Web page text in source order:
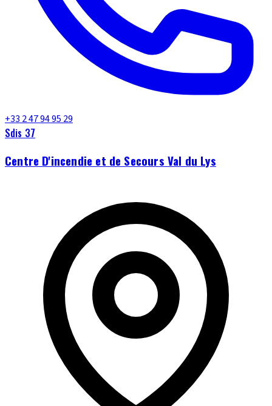
+33 2 47 94 95 29
Sdis 37
Centre D'incendie et de Secours Val du Lys